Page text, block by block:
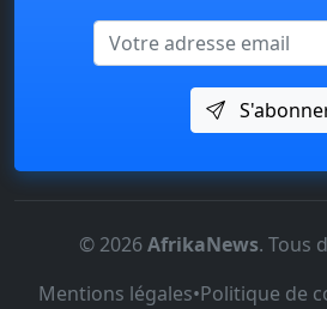
Email
© 2026AfrikaNews. Tous
Mentions légales•Politique de